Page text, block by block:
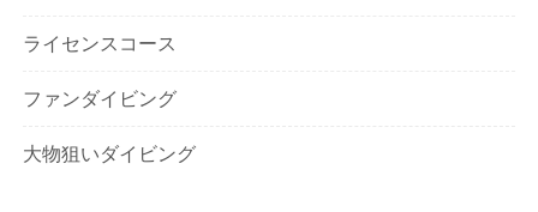
ライセンスコース
ファンダイビング
大物狙いダイビング